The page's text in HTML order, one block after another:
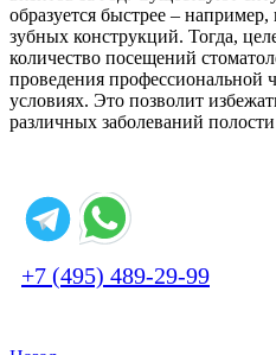
образуется быстрее –
зубных конструкций. Тогда,
количество посещений
проведения профессиональной
условиях. Это позволит
различных заболеваний полости
+7 (495) 489-29-99